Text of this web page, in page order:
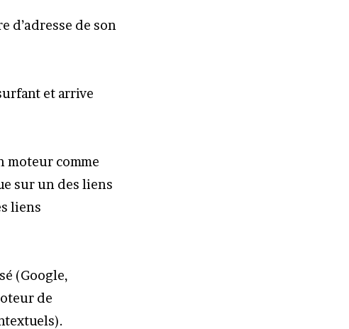
d’adresse de son
et arrive
moteur comme
sur un des liens
liens
(Google,
de